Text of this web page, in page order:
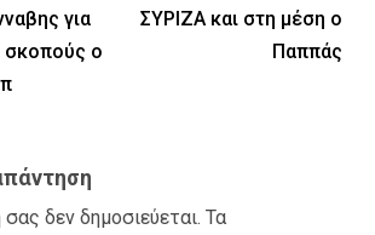
για
σκοπούς ο
ΣΥΡΙΖΑ και στη μέση ο
Παππάς
σας δεν δημοσιεύεται. Τα